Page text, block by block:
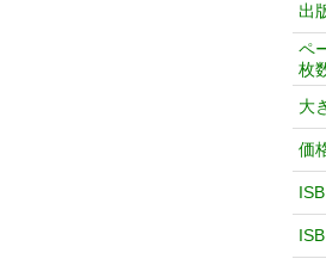
出
ペ
枚
大
価